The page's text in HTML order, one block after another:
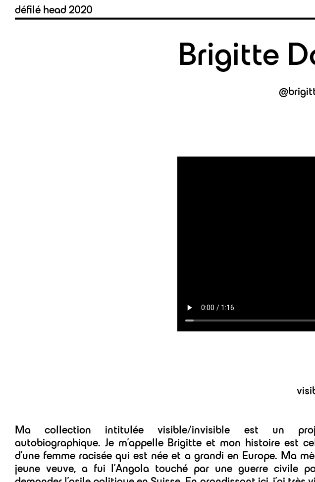
défilé head 2020
Brigitte
Ma collection intitulée visible/invisible est un
autobiographique. Je m’appelle Brigitte et mon histoire est
d’une femme racisée qui est née et a grandi en Europe. Ma
jeune veuve, a fui l’Angola touché par une guerre civile